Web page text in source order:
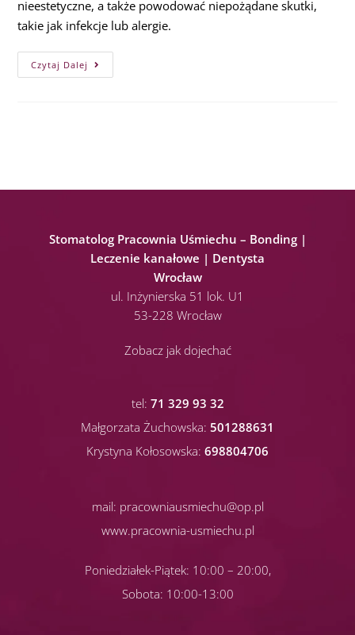
nieestetyczne, a także powodować niepożądane skutki,
takie jak infekcje lub alergie.
Czytaj Dalej
Stomatolog Pracownia Uśmiechu – Bonding |
Leczenie kanałowe | Dentysta
Wrocław
ul. Inżynierska 51 lok. U1
53-228 Wrocław
Zobacz jak dojechać
tel: 71 329 93 32
Małgorzata Żuchowska: 501288631
Krystyna Kołosowska: 698804706
mail: pracowniausmiechu@op.pl
www.pracownia-usmiechu.pl
Poniedziałek-Piątek: 10:00 – 20:00,
Sobota: 10:00-13:00